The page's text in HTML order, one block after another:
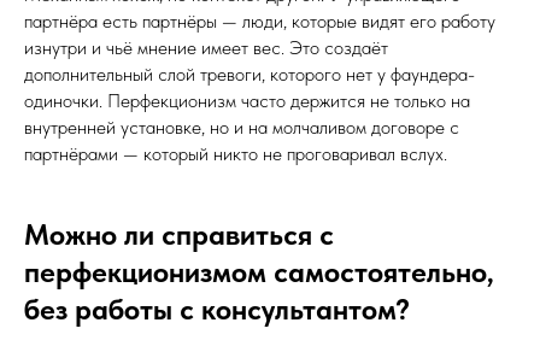
партнёра есть партнёры — люди, которые видят его работу
изнутри и чьё мнение имеет вес. Это создаёт
дополнительный слой тревоги, которого нет у фаундера-
одиночки. Перфекционизм часто держится не только на
внутренней установке, но и на молчаливом договоре с
партнёрами — который никто не проговаривал вслух.
Можно ли справиться с
перфекционизмом самостоятельно,
без работы с консультантом?